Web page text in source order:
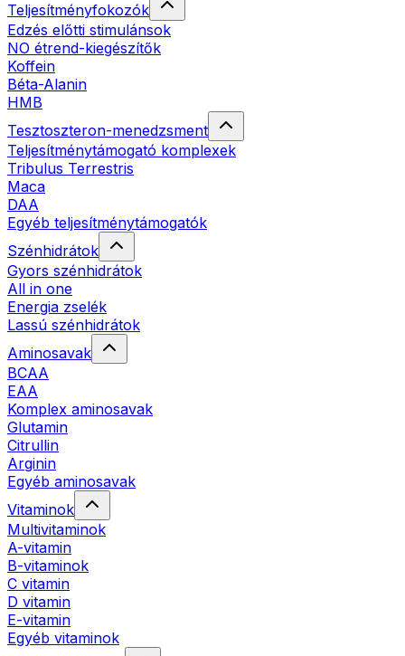
Teljesítményfokozók
Edzés előtti stimulánsok
NO étrend-kiegészítők
Koffein
Béta-Alanin
HMB
Tesztoszteron-menedzsment
Teljesítménytámogató komplexek
Tribulus Terrestris
Maca
DAA
Egyéb teljesítménytámogatók
Szénhidrátok
Gyors szénhidrátok
All in one
Energia zselék
Lassú szénhidrátok
Aminosavak
BCAA
EAA
Komplex aminosavak
Glutamin
Citrullin
Arginin
Egyéb aminosavak
Vitaminok
Multivitaminok
A-vitamin
B-vitaminok
C vitamin
D vitamin
E-vitamin
Egyéb vitaminok